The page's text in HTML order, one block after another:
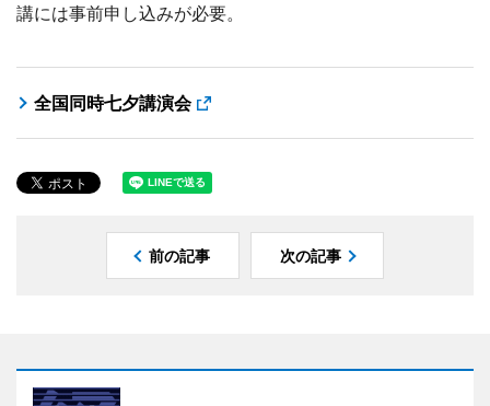
講には事前申し込みが必要。
全国同時七夕講演会
前の記事 次の記事